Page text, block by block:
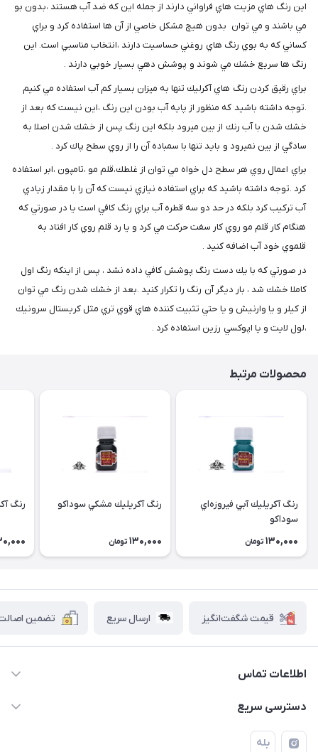
اين رنگ هاي مزيت هاي فراواني دارند از جمله اين كه ضد آب هستند ،بدون بو
مي باشند و مي توان بدون هيچ مشكل خاصي از آن ها استفاده كرد و براي
كساني كه به بوي رنگ هاي روغني حساسيت دارند ،انتخاب مناسبي است. اين
رنگ ها سريع خشك مي شوند و پوشش دهي بسيار خوبي دارند .
براي رقيق كردن رنگ هاي آكرليك تنها به ميزان بسيار كم آب استفاده مي كنيم
.توجه داشته باشيد كه منظور از پايه آب بودن اين رنگ ،اين نيست كه بعد از
خشك شدن با آب رنك از بين ميرود بلكه اين رنگ پس از خشك شدن اصلا به
سادگي از بين نميرود و بايد تنها با سمباده آن را از روي سطح پاك كرد .
براي اعمال روي هر سطح دل خواه مي توان از غلطك،قلم مو ،تامپون ،ابر استفاده
كرد .توجه داشته باشيد كه براي استفاده نيازي نيست كه آن را با مقدار زيادي
آب تركيب كرد بلكه در حد دو سه قطره آب براي رنگ كافي است يا در صورتي كه
هنگام كار قلم مو روي كار سفت حركت مي كرد و يا رد قلم روي كار افتاد به
قلموي خود آب اضافه كنيد .
در صورتي كه با يك دست رنگ پوشش كافي داده نشد ، پس از اينكه رنگ اول
كاملا خشك شد ، بار ديگر آن رنگ را تكرار كنيد .بعد از خشك شدن رنگ مي توان
از كيلر و يا وارنيش و يا حتي تثبيت كننده هاي قوي تري مثل كريستال سرونيك
،لول لايت و يا اپوكسي رزين استفاده كرد .
محصولات مرتبط
رنگ آكريليك آبي فيروزه‌اي
سوداكو
130,000 تومان
رنگ آكريليك مشكي سوداكو
130,000 تومان
رنگ
قیمت شگفت‌انگیز ارسال سریع تضمین اصالت
اطلاعات تماس
۰۲۱۷۷۰۶۰۰۲۸ ـ ۰۹۱۹۰۰۲۸۲۴۷
فروشگاه آبتین
دسترسی سریع
حساب کاربری
بله